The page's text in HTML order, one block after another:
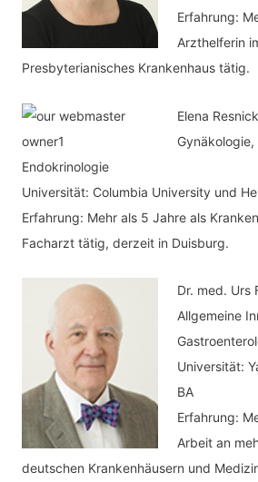
Erfahrung:
Arzthelferin
Presbyterianisches Krankenhaus tätig.
Elena
Endokrinologie
Universität: Columbia University und
Erfahrung: Mehr als 5 Jahre als
Facharzt tätig, derzeit in Duisburg.
Dr. med. Urs
Allgemeine
Universität:
BA
Erfahrung:
Arbeit an
deutschen Krankenhäusern und